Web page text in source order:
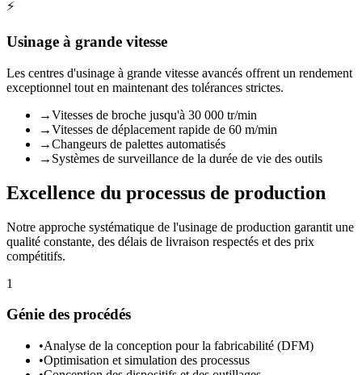
⚡
Usinage à grande vitesse
Les centres d'usinage à grande vitesse avancés offrent un rendement
exceptionnel tout en maintenant des tolérances strictes.
→Vitesses de broche jusqu'à 30 000 tr/min
→Vitesses de déplacement rapide de 60 m/min
→Changeurs de palettes automatisés
→ Systèmes de surveillance de la durée de vie des outils
Excellence du processus de production
Notre approche systématique de l'usinage de production garantit une
qualité constante, des délais de livraison respectés et des prix
compétitifs.
1
Génie des procédés
•Analyse de la conception pour la fabricabilité (DFM)
•Optimisation et simulation des processus